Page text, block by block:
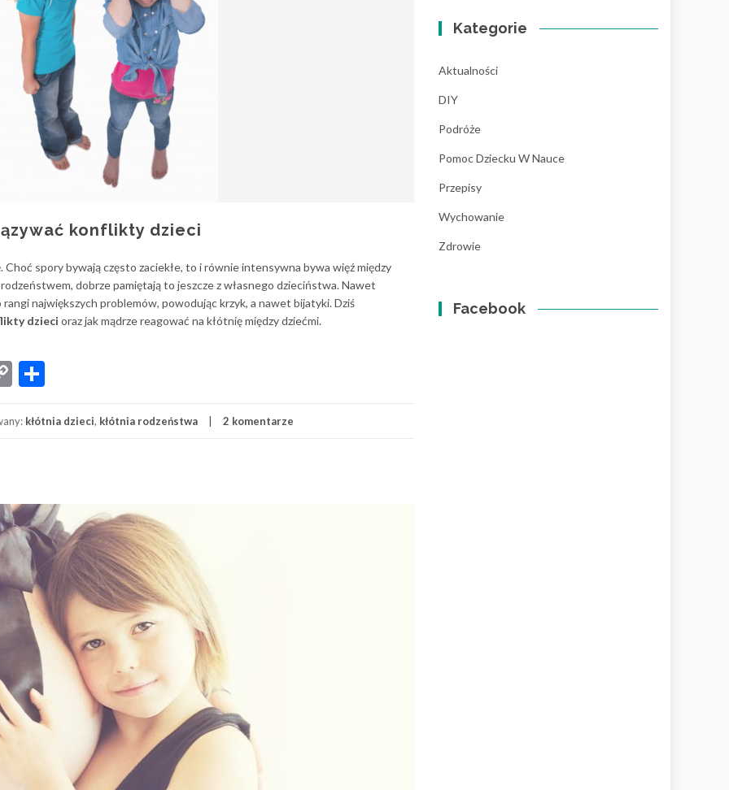
konflikty dzieci
Choć spory bywają często zaciekłe, to i równie intensywna bywa więź między
dobrze pamiętają to jeszcze z własnego dzieciństwa. Nawet
największych problemów, powodując krzyk, a nawet bijatyki. Dziś
dzieci oraz jak mądrze reagować na kłótnię między dziećmi.
Copy
kłótnia dzieci, kłótnia rodzeństwa 2 komentarze
Kategorie
Aktualności
DIY
Podróże
Pomoc Dziecku W Nauce
Przepisy
Wychowanie
Zdrowie
Facebook